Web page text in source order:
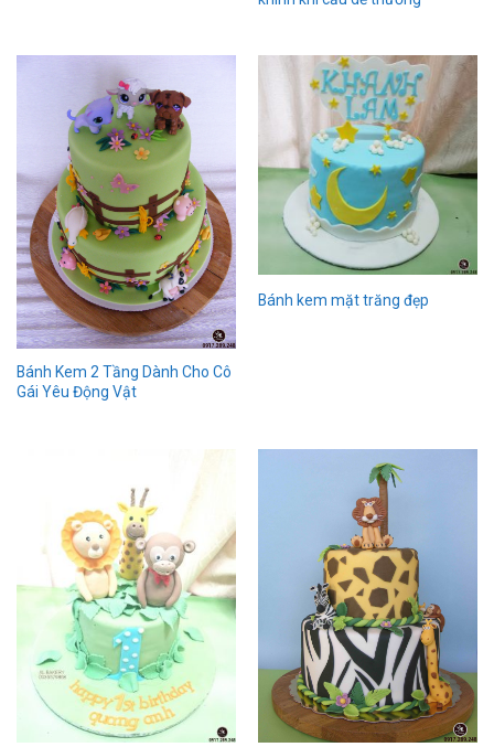
Bánh Kem 2 Tầng Dành Cho Cô
Gái Yêu Động Vật
Bánh kem mặt trăng đẹp